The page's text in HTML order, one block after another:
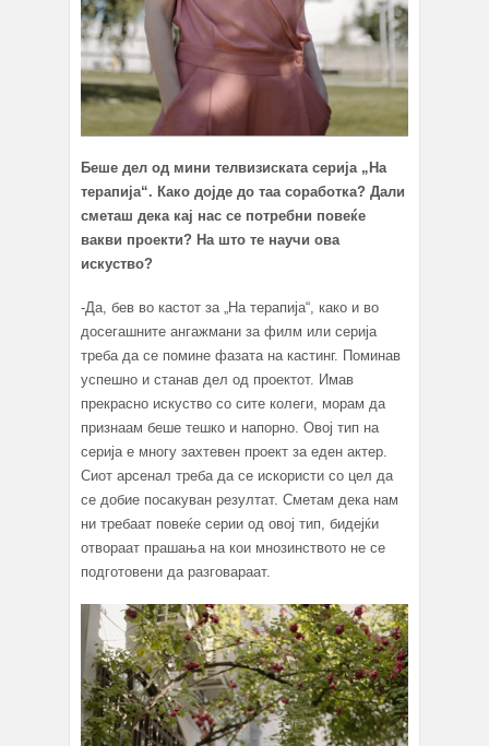
Беше дел од мини телвизиската серија „На
терапија“. Како дојде до таа соработка? Дали
сметаш дека кај нас се потребни повеќе
вакви проекти? На што те научи ова
искуство?
-Да, бев во кастот за „На терапија“, како и во
досегашните ангажмани за филм или серија
треба да се помине фазата на кастинг. Поминав
успешно и станав дел од проектот. Имав
прекрасно искуство со сите колеги, морам да
признаам беше тешко и напорно. Овој тип на
серија е многу захтевен проект за еден актер.
Сиот арсенал треба да се искористи со цел да
се добие посакуван резултат. Сметам дека нам
ни требаат повеќе серии од овој тип, бидејќи
отвораат прашања на кои мнозинството не се
подготовени да разговараат.